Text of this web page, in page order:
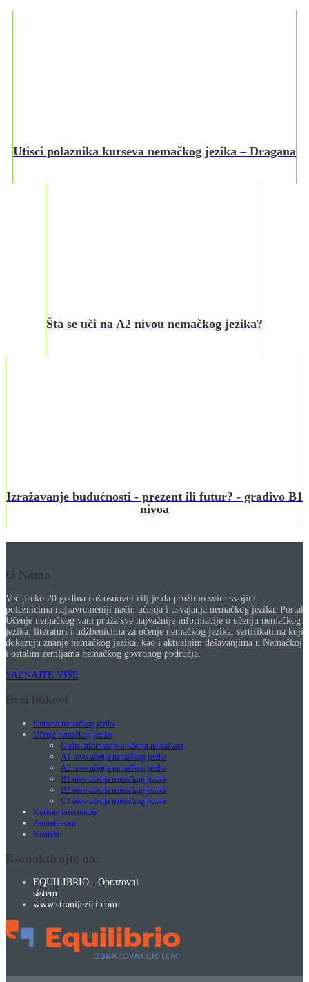
Utisci polaznika kurseva nemačkog jezika – Dragana
Šta se uči na A2 nivou nemačkog jezika?
Izražavanje budućnosti - prezent ili futur? - gradivo B1
nivoa
O Nama
Već preko 20 godina naš osnovni cilj je da pružimo svim svojim
polaznicima najsavremeniji način učenja i usvajanja nemačkog jezika. Portal
Učenje nemačkog vam pruža sve najvažnije informacije o učenju nemačkog
jezika, literaturi i udžbenicima za učenje nemačkog jezika, sertifikatima koji
dokazuju znanje nemačkog jezika, kao i aktuelnim dešavanjima u Nemačkoj
i ostalim zemljama nemačkog govronog područja.
SAZNAJTE VIŠE
Brzi linkovi
Kursevi nemačkog jezika
Učenje nemačkog jezika
Opšte informacije o učenju nemačkog
A1 nivo učenja nemačkog jezika
A2 nivo učenja nemačkog jezika
B1 nivo učenja nemačkog jezika
B2 nivo učenja nemačkog jezika
C1 nivo učenja nemačkog jezika
Korisne informacije
Zanimljivosti
Kontakt
Kontaktirajte nas
EQUILIBRIO - Obrazovni
sistem
www.stranijezici.com